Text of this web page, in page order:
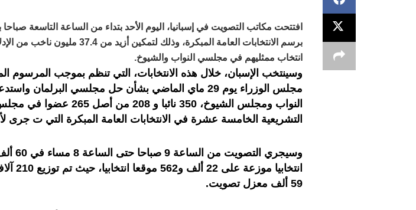
افتتحت مكاتب التصويت في إسبانيا، اليوم الأحد بتداء من الساعة التاسعة صباحا
برسم الانتخابات العامة المبكرة، وذلك لتمكين
انتخاب ممثليهم في مجلسي النواب والشيوخ.
وسينتخب الإسبان، خلال هذه الانتخابات، التي تنظم بموجب المرسوم
مجلس الوزراء يوم 29 ماي الماضي بشأن حل مجلسي البرلمان
النواب ومجلس الشيوخ، 350 نائبا و
التشريعية الخامسة عشرة في الانتخابات العامة المبكرة التي ت
59 ألف معزل تصويت.